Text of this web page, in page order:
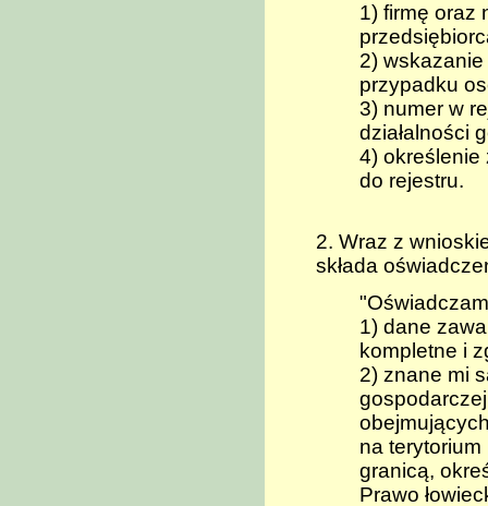
1) firmę oraz
2)
przypadku
3) numer w
działalności
4) określenie
do rejestru.
2. Wraz z
składa
1) dane
kompletne i
2) znane mi
na
granicą,
Prawo